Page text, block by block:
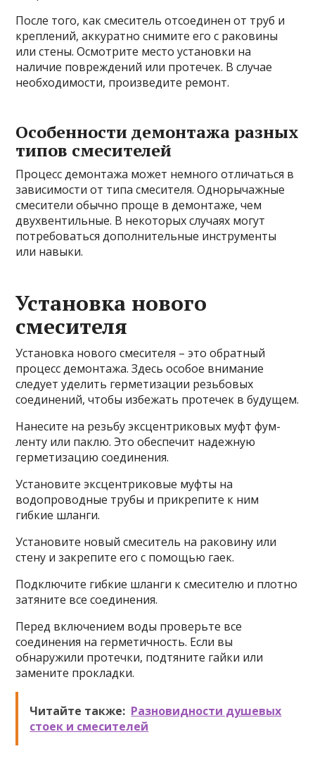
После того, как смеситель отсоединен от труб и
креплений, аккуратно снимите его с раковины
или стены. Осмотрите место установки на
наличие повреждений или протечек. В случае
необходимости, произведите ремонт.
Особенности демонтажа разных
типов смесителей
Процесс демонтажа может немного отличаться в
зависимости от типа смесителя. Однорычажные
смесители обычно проще в демонтаже, чем
двухвентильные. В некоторых случаях могут
потребоваться дополнительные инструменты
или навыки.
Установка нового
смесителя
Установка нового смесителя – это обратный
процесс демонтажа. Здесь особое внимание
следует уделить герметизации резьбовых
соединений, чтобы избежать протечек в будущем.
Нанесите на резьбу эксцентриковых муфт фум-
ленту или паклю. Это обеспечит надежную
герметизацию соединения.
Установите эксцентриковые муфты на
водопроводные трубы и прикрепите к ним
гибкие шланги.
Установите новый смеситель на раковину или
стену и закрепите его с помощью гаек.
Подключите гибкие шланги к смесителю и плотно
затяните все соединения.
Перед включением воды проверьте все
соединения на герметичность. Если вы
обнаружили протечки, подтяните гайки или
замените прокладки.
Читайте также: Разновидности душевых
стоек и смесителей